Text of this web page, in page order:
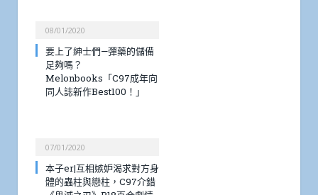
08/01/2020
要上了紳士們—彈藥的儲備
足夠嗎？
Melonbooks「C97成年向
同人誌新作Best100！」
07/01/2020
本子er|互相嫉妒渴求對方身
體的蟲柱與戀柱，C97介錯